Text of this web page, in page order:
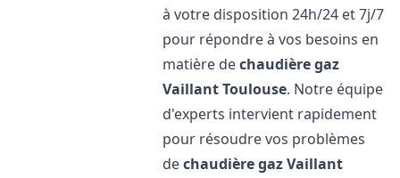
à votre disposition 24h/24 et 7j/7
pour répondre à vos besoins en
matière dechaudière gaz
VaillantToulouse. Notre équipe
d'experts intervient rapidement
pour résoudre vos problèmes
dechaudière gaz Vaillant